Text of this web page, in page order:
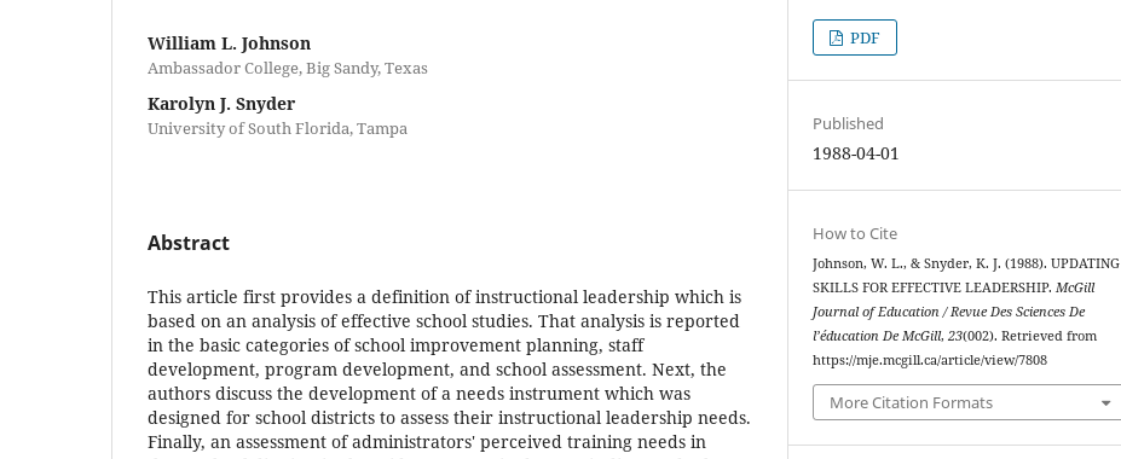
William L. Johnson
Ambassador College, Big Sandy, Texas
Karolyn J. Snyder
University of South Florida, Tampa
Abstract
This article first provides a definition of instructional leadership which is
based on an analysis of effective school studies. That analysis is reported
in the basic categories of school improvement planning, staff
development, program development, and school assessment. Next, the
authors discuss the development of a needs instrument which was
designed for school districts to assess their instructional leadership needs.
Finally, an assessment of administrators' perceived training needs in
PDF
Published
1988-04-01
How to Cite
Johnson, W. L., & Snyder, K. J. (1988). UPDATING
SKILLS FOR EFFECTIVE LEADERSHIP.McGill
Journal of Education / Revue Des Sciences De
l’éducation De McGill,23(002). Retrieved from
https://mje.mcgill.ca/article/view/7808
More Citation Formats